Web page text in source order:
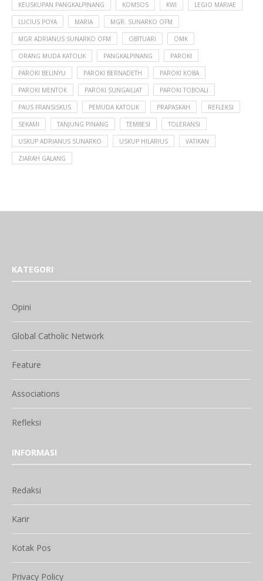
KEUSKUPAN PANGKALPINANG KOMSOS KWI LEGIO MARIAE
LUCIUS POYA MARIA MGR. SUNARKO OFM
MGR ADRIANUS SUNARKO OFM OBITUARI OMK
ORANG MUDA KATOLIK PANGKALPINANG PAROKI
PAROKI BELINYU PAROKI BERNADETH PAROKI KOBA
PAROKI MENTOK PAROKI SUNGAILIAT PAROKI TOBOALI
PAUS FRANSISKUS PEMUDA KATOLIK PRAPASKAH REFLEKSI
SEKAMI TANJUNG PINANG TEMBESI TOLERANSI
USKUP ADRIANUS SUNARKO USKUP HILARIUS VATIKAN
ZIARAH GALANG
KATEGORI
Opini
Global Catholic Network
Feature
Associations
Refleksi
INFORMASI
Redaksi
Karir
Kotak Pos
Privacy Policy